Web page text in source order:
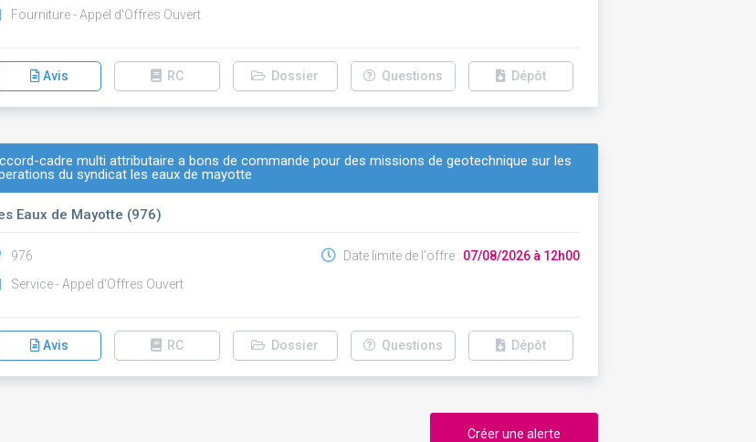
Fourniture - Appel d'Offres Ouvert
Avis RC Dossier Questions Dépôt
cadre multi attributaire a bons de commande pour des missions de geotechnique sur les
du syndicat les eaux de mayotte
Eaux de Mayotte (976)
976
Service - Appel d'Offres Ouvert
Date limite de l'offre : 07/08/2026 à 12h00
Avis RC Dossier Questions Dépôt
Créer une alerte